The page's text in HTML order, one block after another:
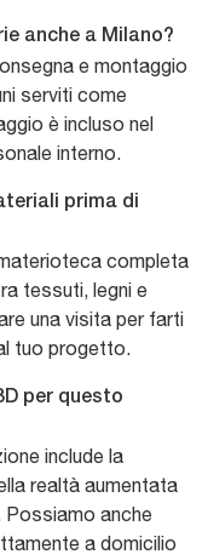
anche a Milano?
e montaggio
serviti come
è incluso nel
interno.
prima di
completa
tessuti, legni e
una visita per farti
tuo progetto.
per questo
include la
realtà aumentata
Possiamo anche
a domicilio